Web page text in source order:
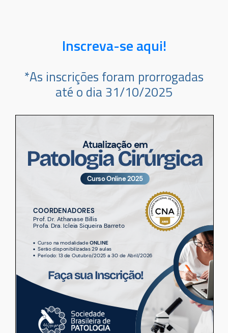
Inscreva-se aqui!
*As inscrições foram prorrogadas
até o dia 31/10/2025